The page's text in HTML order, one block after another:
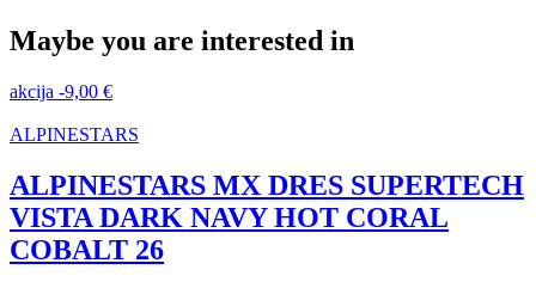
Maybe you are interested in
akcija -9,00 €
ALPINESTARS
ALPINESTARS MX DRES SUPERTECH
VISTA DARK NAVY HOT CORAL
COBALT 26